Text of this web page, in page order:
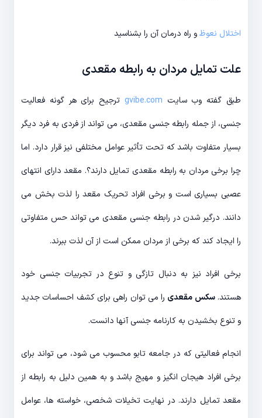
اختلال نعوظو راه درمان آن را بشناسید
علت تمایل مردان به رابطه مقعدی
طبق گفته وب سایت gvibe.com ترجیح برای هر گونه فعالیت
جنسی، از جمله رابطه جنسی مقعدی، می تواند از فردی به فرد دیگر
بسیار متفاوت باشد که تحت تأثیر عوامل مختلفی نیز قرار دارد. اما
چرا برخی مردان به رابطه مقعدی تمایل دارند؟. مقعد دارای انتهای
عصبی بسیاری است و برخی افراد تحریک مقعد را لذت بخش می
دانند. درگیر شدن در رابطه جنسی مقعدی می تواند حس متفاوتی
را ایجاد کند که برخی از مردان ممکن است از آن لذت ببرند.
برخی افراد نیز به دنبال تازگی و تنوع در تجربیات جنسی خود
هستند.سکس مقعدی را می توان راهی برای کشف احساسات جدید
و تنوع بخشیدن به کارنامه جنسی آنها دانست.
انجام فعالیتی که در جامعه تابو محسوب می شود، می تواند برای
برخی افراد هیجان انگیز و مهیج باشد و به همین دلیل به رابطه از
مقعد تمایل دارند. در نهایت تخیلات شخصی، خواسته ها، عوامل